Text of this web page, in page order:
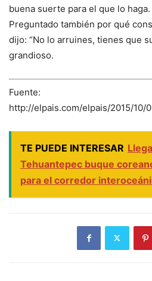
buena suerte para el que lo haga.
Preguntado también por qué
dijo: “No lo arruines, tienes que
grandioso.
Fuente:
http://elpais.com/elpais/2015/10/
TE PUEDE INTERESAR
Tehuantepec buque
para el corredor